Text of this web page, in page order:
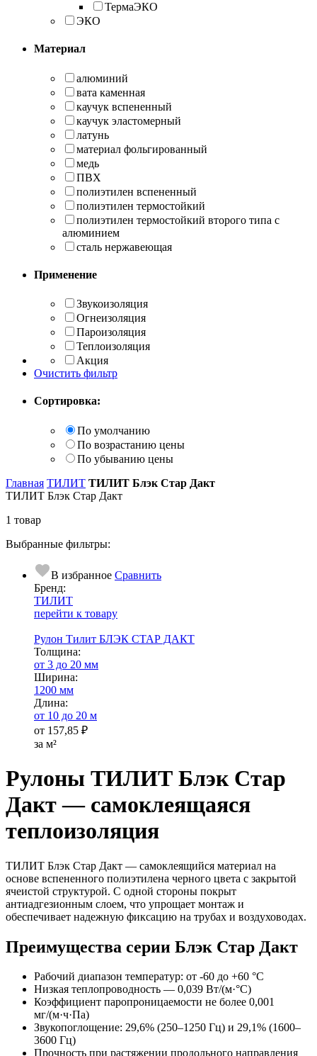
ТермаЭКО
ЭКО
Материал
алюминий
вата каменная
каучук вспененный
каучук эластомерный
латунь
материал фольгированный
медь
ПВХ
полиэтилен вспененный
полиэтилен термостойкий
полиэтилен термостойкий второго типа с
алюминием
сталь нержавеющая
Применение
Звукоизоляция
Огнеизоляция
Пароизоляция
Теплоизоляция
Акция
Очистить фильтр
Сортировка:
По умолчанию
По возрастанию цены
По убыванию цены
Главная ТИЛИТ ТИЛИТ Блэк Стар Дакт
ТИЛИТ Блэк Стар Дакт
1 товар
Выбранные фильтры:
В избранное Сравнить
Бренд:
ТИЛИТ
перейти к товару
Рулон Тилит БЛЭК СТАР ДАКТ
Тол­щи­на:
от 3 до 20 мм
Ширина:
1200 мм
Длина:
от 10 до 20 м
от 157,85 ₽
за м²
Рулоны ТИЛИТ Блэк Стар
Дакт — самоклеящаяся
теплоизоляция
ТИЛИТ Блэк Стар Дакт — самоклеящийся материал на
основе вспененного полиэтилена черного цвета с закрытой
ячеистой структурой. С одной стороны покрыт
антиадгезионным слоем, что упрощает монтаж и
обеспечивает надежную фиксацию на трубах и воздуховодах.
Преимущества серии Блэк Стар Дакт
Рабочий диапазон температур: от -60 до +60 °C
Низкая теплопроводность — 0,039 Вт/(м·°C)
Коэффициент паропроницаемости не более 0,001
мг/(м·ч·Па)
Звукопоглощение: 29,6% (250–1250 Гц) и 29,1% (1600–
3600 Гц)
Прочность при растяжении продольного направления